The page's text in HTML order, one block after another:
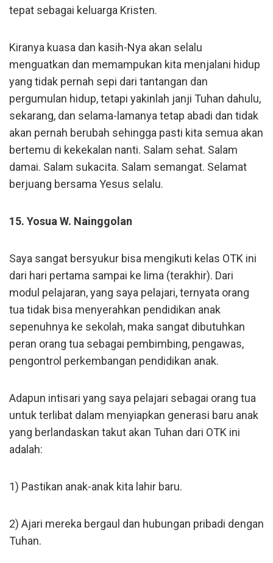
tepat sebagai keluarga Kristen.
Kiranya kuasa dan kasih-Nya akan selalu
menguatkan dan memampukan kita menjalani hidup
yang tidak pernah sepi dari tantangan dan
pergumulan hidup, tetapi yakinlah janji Tuhan dahulu,
sekarang, dan selama-lamanya tetap abadi dan tidak
akan pernah berubah sehingga pasti kita semua akan
bertemu di kekekalan nanti. Salam sehat. Salam
damai. Salam sukacita. Salam semangat. Selamat
berjuang bersama Yesus selalu.
15. Yosua W. Nainggolan
Saya sangat bersyukur bisa mengikuti kelas OTK ini
dari hari pertama sampai ke lima (terakhir). Dari
modul pelajaran, yang saya pelajari, ternyata orang
tua tidak bisa menyerahkan pendidikan anak
sepenuhnya ke sekolah, maka sangat dibutuhkan
peran orang tua sebagai pembimbing, pengawas,
pengontrol perkembangan pendidikan anak.
Adapun intisari yang saya pelajari sebagai orang tua
untuk terlibat dalam menyiapkan generasi baru anak
yang berlandaskan takut akan Tuhan dari OTK ini
adalah:
1) Pastikan anak-anak kita lahir baru.
2) Ajari mereka bergaul dan hubungan pribadi dengan
Tuhan.